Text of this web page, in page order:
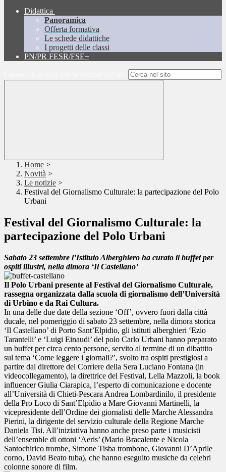
Didattica
Panoramica
Offerta formativa
Le schede didattiche
I progetti delle classi
PN/PR FESR/FSE+
Home >
Novità >
Le notizie >
Festival del Giornalismo Culturale: la partecipazione del Polo
Urbani
Festival del Giornalismo Culturale: la
partecipazione del Polo Urbani
Sabato 23 settembre l’Istituto Alberghiero ha curato il buffet per
ospiti illustri, nella dimora ‘Il Castellano’
Il Polo Urbani presente al Festival del Giornalismo Culturale,
rassegna organizzata dalla scuola di giornalismo dell’Università
di Urbino e da Rai Cultura.
In una delle due date della sezione ‘Off’, ovvero fuori dalla città
ducale, nel pomeriggio di sabato 23 settembre, nella dimora storica
‘Il Castellano’ di Porto Sant’Elpidio, gli istituti alberghieri ‘Ezio
Tarantelli’ e ‘Luigi Einaudi’ del polo Carlo Urbani hanno preparato
un buffet per circa cento persone, servito al termine di un dibattito
sul tema ‘Come leggere i giornali?’, svolto tra ospiti prestigiosi a
partire dal direttore del Corriere della Sera Luciano Fontana (in
videocollegamento), la direttrice del Festival, Lella Mazzoli, la book
influencer Giulia Ciarapica, l’esperto di comunicazione e docente
all’Università di Chieti-Pescara Andrea Lombardinilo, il presidente
della Pro Loco di Sant’Elpidio a Mare Giovanni Martinelli, la
vicepresidente dell’Ordine dei giornalisti delle Marche Alessandra
Pierini, la dirigente del servizio culturale della Regione Marche
Daniela Tisi. All’iniziativa hanno anche preso parte i musicisti
dell’ensemble di ottoni ‘Aeris’ (Mario Bracalente e Nicola
Santochirico trombe, Simone Tisba trombone, Giovanni D’Aprile
corno, David Beato tuba), che hanno eseguito musiche da celebri
colonne sonore di film.